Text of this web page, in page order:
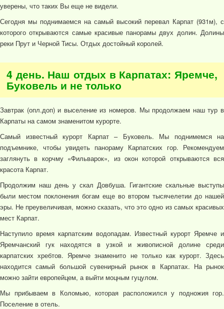
уверены, что таких Вы еще не видели.
Сегодня мы поднимаемся на самый высокий перевал Карпат (931м), с
которого открываются самые красивые панорамы двух долин. Долины
реки Прут и Черной Тисы. Отдых достойный королей.
4 день. Наш отдых в Карпатах: Яремче,
Буковель и не только
Завтрак (опл.доп) и выселение из номеров. Мы продолжаем наш тур в
Карпаты на самом знаменитом курорте.
Самый известный курорт Карпат – Буковель. Мы поднимемся на
подъемнике, чтобы увидеть панораму Карпатских гор. Рекомендуем
заглянуть в корчму «Фильварок», из окон которой открываются вся
красота Карпат.
Продолжим наш день у скал Довбуша. Гигантские скальные выступы
были местом поклонения богам еще во втором тысячелетии до нашей
эры. Не преувеличивая, можно сказать, что это одно из самых красивых
мест Карпат.
Наступило время карпатским водопадам. Известный курорт Яремче и
Яремчанский гук находятся в узкой и живописной долине среди
карпатских хребтов. Яремче знаменито не только как курорт. Здесь
находится самый большой сувенирный рынок в Карпатах. На рынок
можно зайти европейцем, а выйти моцным гуцулом.
Мы прибываем в Коломыю, которая расположился у подножия гор.
Поселение в отель.